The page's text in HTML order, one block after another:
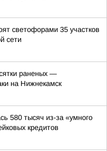
светофорами 35 участков
сети
раненых —
на Нижнекамск
580 тысяч из-за «умного
кредитов